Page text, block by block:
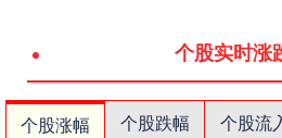
个股实时涨
个股涨幅 个股跌幅 个股流